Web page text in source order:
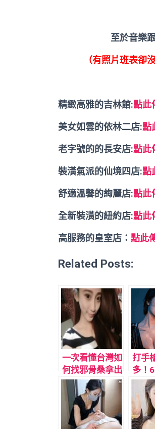
至於音樂
（有照片班表卻
精緻高雅的吉林館:點此
美女如雲的依林二店:點
老字號的的長安店:點此
裝潢氣派的仙境四店:點
舒適溫馨的絢麗店:點此
全新裝潢的紐約店:點此
高服務的皇室店： 點此
Related Posts:
一次看懂台灣如
何找邪骨桑拿出
火，推薦資訊
打手
多！
招升